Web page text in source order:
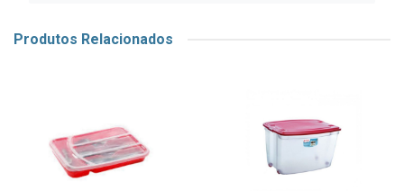
Produtos Relacionados